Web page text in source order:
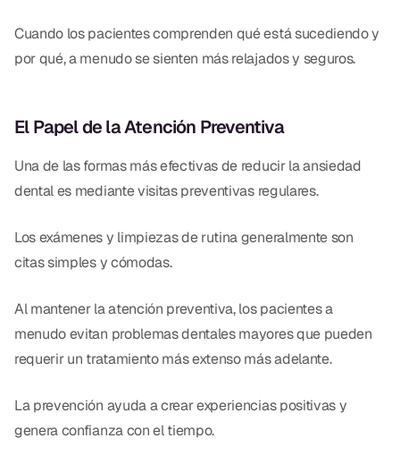
Cuando los pacientes comprenden qué está sucediendo y
por qué, a menudo se sienten más relajados y seguros.
El Papel de la Atención Preventiva
Una de las formas más efectivas de reducir la ansiedad
dental es mediante visitas preventivas regulares.
Los exámenes y limpiezas de rutina generalmente son
citas simples y cómodas.
Al mantener la atención preventiva, los pacientes a
menudo evitan problemas dentales mayores que pueden
requerir un tratamiento más extenso más adelante.
La prevención ayuda a crear experiencias positivas y
genera confianza con el tiempo.